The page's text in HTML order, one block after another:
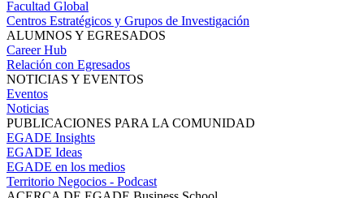
Facultad Global
Centros Estratégicos y Grupos de Investigación
ALUMNOS Y EGRESADOS
Career Hub
Relación con Egresados
NOTICIAS Y EVENTOS
Eventos
Noticias
PUBLICACIONES PARA LA COMUNIDAD
EGADE Insights
EGADE Ideas
EGADE en los medios
Territorio Negocios - Podcast